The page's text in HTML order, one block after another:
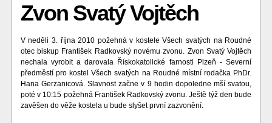
Zvon Svatý Vojtěch
V neděli 3. října 2010 požehná v kostele Všech svatých na Roudné
otec biskup František Radkovský novému zvonu. Zvon Svatý Vojtěch
nechala vyrobit a darovala Řískokatolické farnosti Plzeň - Severní
předměstí pro kostel Všech svatých na Roudné místní rodačka PhDr.
Hana Gerzanicová. Slavnost začne v 9 hodin dopoledne mší svatou,
poté v 10:15 požehná František Radkovský zvonu. Ještě týž den bude
zavěšen do věže kostela u bude slyšet první zazvonění.